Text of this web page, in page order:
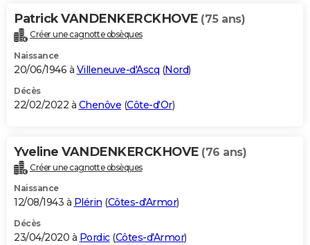
Patrick VANDENKERCKHOVE (75 ans)
Créer une cagnotte obsèques
Naissance
20/06/1946 à Villeneuve-d'Ascq (Nord)
Décès
22/02/2022 à Chenôve (Côte-d'Or)
Yveline VANDENKERCKHOVE (76 ans)
Créer une cagnotte obsèques
Naissance
12/08/1943 à Plérin (Côtes-d'Armor)
Décès
23/04/2020 à Pordic(Côtes-d'Armor)